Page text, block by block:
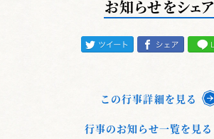
お知らせをシェア
この行事詳細を見る
行事のお知らせ一覧を見る